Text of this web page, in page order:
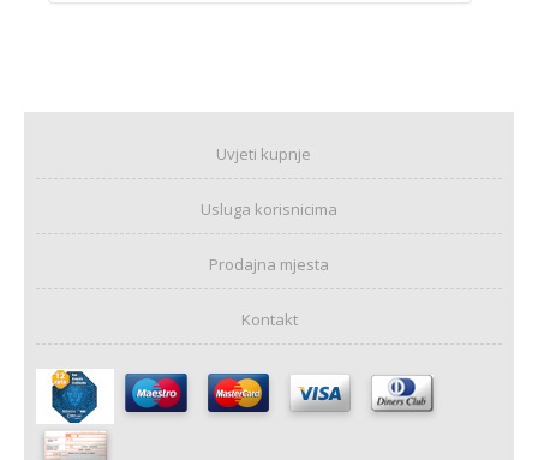
Uvjeti kupnje
Usluga korisnicima
Prodajna mjesta
Kontakt